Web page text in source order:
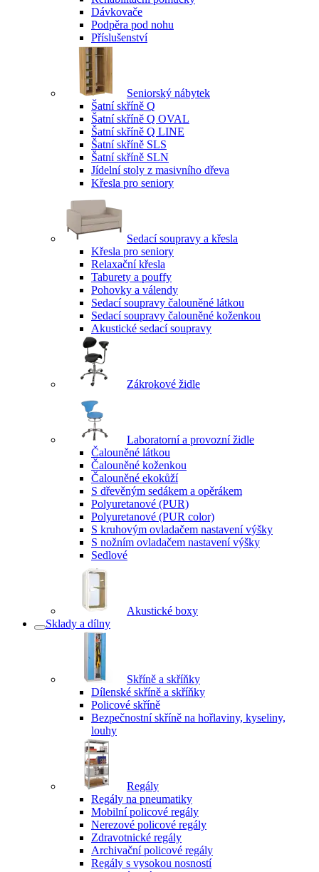
Dávkovače
Podpěra pod nohu
Příslušenství
Seniorský nábytek
Šatní skříně Q
Šatní skříně Q OVAL
Šatní skříně Q LINE
Šatní skříně SLS
Šatní skříně SLN
Jídelní stoly z masivního dřeva
Křesla pro seniory
Sedací soupravy a křesla
Křesla pro seniory
Relaxační křesla
Taburety a pouffy
Pohovky a válendy
Sedací soupravy čalouněné látkou
Sedací soupravy čalouněné koženkou
Akustické sedací soupravy
Zákrokové židle
Laboratorní a provozní židle
Čalouněné látkou
Čalouněné koženkou
Čalouněné ekokůží
S dřevěným sedákem a opěrákem
Polyuretanové (PUR)
Polyuretanové (PUR color)
S kruhovým ovladačem nastavení výšky
S nožním ovladačem nastavení výšky
Sedlové
Akustické boxy
Sklady a dílny
Skříně a skříňky
Dílenské skříně a skříňky
Policové skříně
Bezpečnostní skříně na hořlaviny, kyseliny,
louhy
Regály
Regály na pneumatiky
Mobilní policové regály
Nerezové policové regály
Zdravotnické regály
Archivační policové regály
Regály s vysokou nosností